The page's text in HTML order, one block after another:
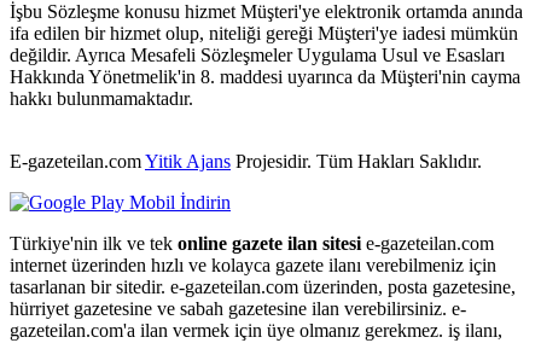
İşbu Sözleşme konusu hizmet Müşteri'ye elektronik ortamda anında
ifa edilen bir hizmet olup, niteliği gereği Müşteri'ye iadesi mümkün
değildir. Ayrıca Mesafeli Sözleşmeler Uygulama Usul ve Esasları
Hakkında Yönetmelik'in 8. maddesi uyarınca da Müşteri'nin cayma
hakkı bulunmamaktadır.
E-gazeteilan.comYitik Ajans Projesidir. Tüm Hakları Saklıdır.
Türkiye'nin ilk ve tek online gazete ilan sitesi e-gazeteilan.com
internet üzerinden hızlı ve kolayca gazete ilanı verebilmeniz için
tasarlanan bir sitedir. e-gazeteilan.com üzerinden, posta gazetesine,
hürriyet gazetesine ve sabah gazetesine ilan verebilirsiniz. e-
gazeteilan.com'a ilan vermek için üye olmanız gerekmez. iş ilanı,